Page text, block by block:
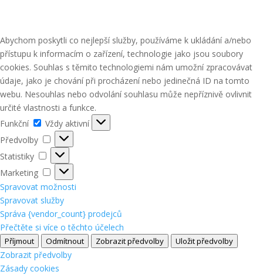
Abychom poskytli co nejlepší služby, používáme k ukládání a/nebo
přístupu k informacím o zařízení, technologie jako jsou soubory
cookies. Souhlas s těmito technologiemi nám umožní zpracovávat
údaje, jako je chování při procházení nebo jedinečná ID na tomto
webu. Nesouhlas nebo odvolání souhlasu může nepříznivě ovlivnit
určité vlastnosti a funkce.
Funkční
Funkční
Vždy aktivní
Předvolby
Předvolby
Statistiky
Statistiky
Marketing
Marketing
Spravovat možnosti
Spravovat služby
Správa {vendor_count} prodejců
Přečtěte si více o těchto účelech
Příjmout Odmítnout Zobrazit předvolby Uložit předvolby
Zobrazit předvolby
Zásady cookies